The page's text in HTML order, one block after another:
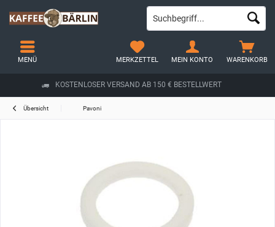
KOSTENLOSER VERSAND AB 150 € BESTELLWERT
WARENKORB
MERKZETTEL MEIN KONTO
MENÜ
Übersicht Pavoni